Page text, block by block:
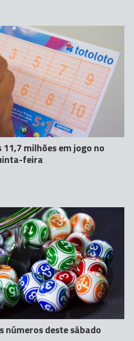
11,7 milhões em jogo no
feira
números deste sábado